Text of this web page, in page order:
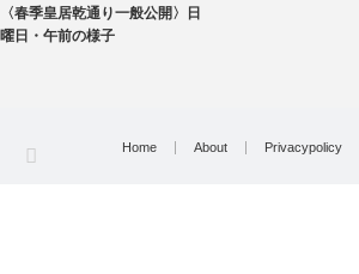
文化
〈春季皇居乾通り一般公開〉日
曜日・午前の様子
Home About Privacypolicy